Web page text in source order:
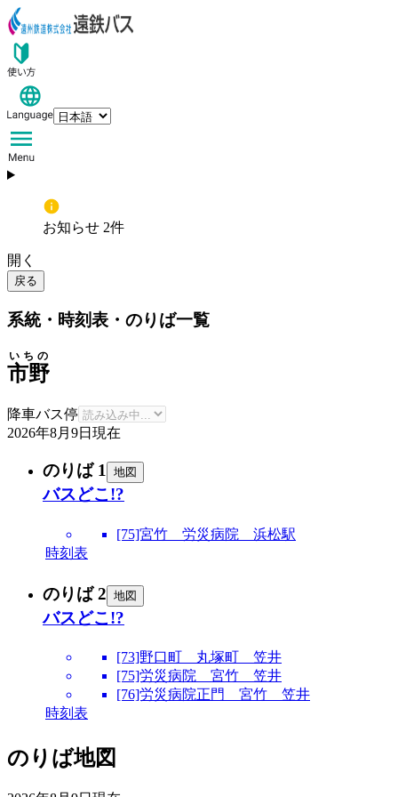
お知らせ 2件
開く
戻る
系統・時刻表・のりば一覧
市野
いちの
降車バス停
2026年8月9日 現在
のりば 1 地図
バスどこ!?
[75]宮竹 労災病院 浜松駅
時刻表
のりば 2 地図
バスどこ!?
[73]野口町 丸塚町 笠井
[75]労災病院 宮竹 笠井
[76]労災病院正門 宮竹 笠井
時刻表
のりば地図